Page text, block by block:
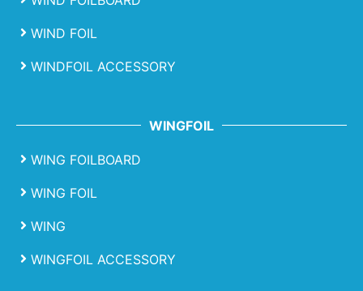
WIND FOIL
WINDFOIL ACCESSORY
WINGFOIL
WING FOILBOARD
WING FOIL
WING
WINGFOIL ACCESSORY